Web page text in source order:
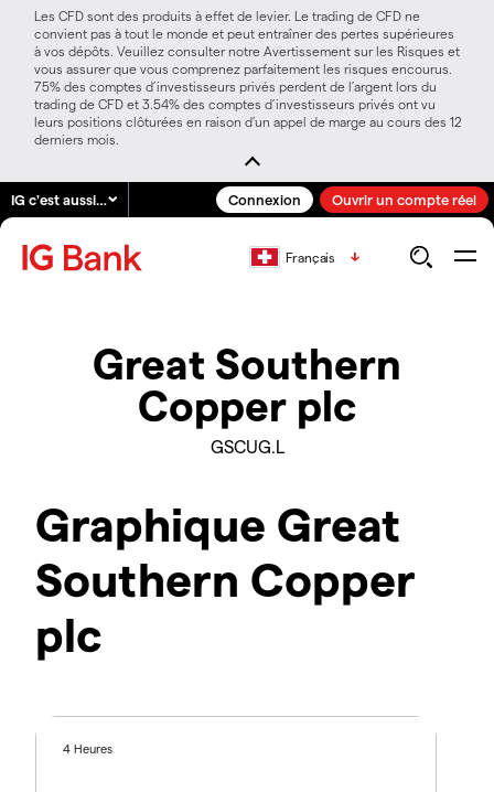
Les CFD sont des produits à effet de levier. Le trading de CFD ne
convient pas à tout le monde et peut entraîner des pertes supérieures
à vos dépôts. Veuillez consulter notre Avertissement sur les Risques et
vous assurer que vous comprenez parfaitement les risques encourus.
75% des comptes d’investisseurs privés perdent de l’argent lors du
trading de CFD et 3.54% des comptes d’investisseurs privés ont vu
leurs positions clôturées en raison d’un appel de marge au cours des 12
derniers mois.
IG c'est aussi… Connexion Ouvrir un compte réel
Français
Great Southern
Copper plc
GSCUG.L
Graphique Great
Southern Copper
plc
4 Heures